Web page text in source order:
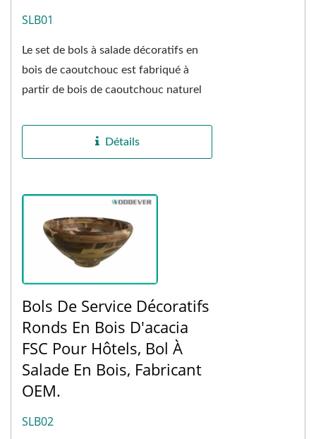
SLB01
Le set de bols à salade décoratifs en
bois de caoutchouc est fabriqué à
partir de bois de caoutchouc naturel
Vietnam,...
Détails
Bols De Service Décoratifs
Ronds En Bois D'acacia
FSC Pour Hôtels, Bol À
Salade En Bois, Fabricant
OEM.
SLB02